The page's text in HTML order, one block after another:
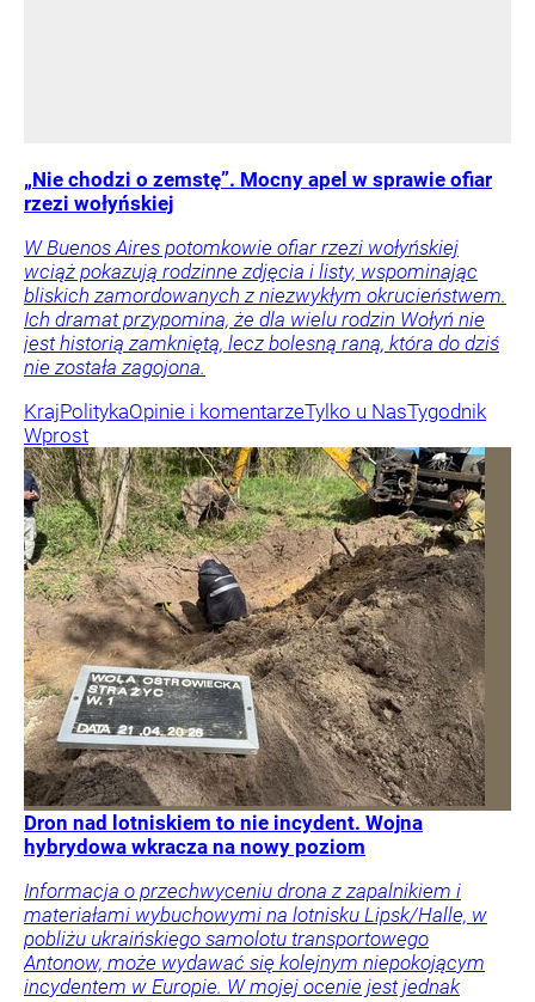
„Nie chodzi o zemstę”. Mocny apel w sprawie ofiar
rzezi wołyńskiej
W Buenos Aires potomkowie ofiar rzezi wołyńskiej
wciąż pokazują rodzinne zdjęcia i listy, wspominając
bliskich zamordowanych z niezwykłym okrucieństwem.
Ich dramat przypomina, że dla wielu rodzin Wołyń nie
jest historią zamkniętą, lecz bolesną raną, która do dziś
nie została zagojona.
KrajPolitykaOpinie i komentarzeTylko u NasTygodnik
Wprost
Dron nad lotniskiem to nie incydent. Wojna
hybrydowa wkracza na nowy poziom
Informacja o przechwyceniu drona z zapalnikiem i
materiałami wybuchowymi na lotnisku Lipsk/Halle, w
pobliżu ukraińskiego samolotu transportowego
Antonow, może wydawać się kolejnym niepokojącym
incydentem w Europie. W mojej ocenie jest jednak